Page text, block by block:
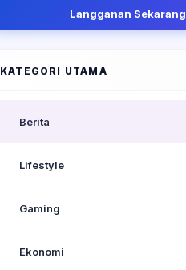
Langganan Sekarang
KATEGORI UTAMA
Berita
Lifestyle
Gaming
Ekonomi